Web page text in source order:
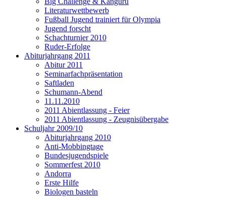
Literaturwettbewerb
Fußball Jugend trainiert für Olympia
Jugend forscht
Schachturnier 2010
Ruder-Erfolge
Abiturjahrgang 2011
Abitur 2011
Seminarfachpräsentation
Saftladen
Schumann-Abend
11.11.2010
2011 Abientlassung - Feier
2011 Abientlassung - Zeugnisübergabe
Schuljahr 2009/10
Abiturjahrgang 2010
Anti-Mobbingtage
Bundesjugendspiele
Sommerfest 2010
Andorra
Erste Hilfe
Biologen basteln